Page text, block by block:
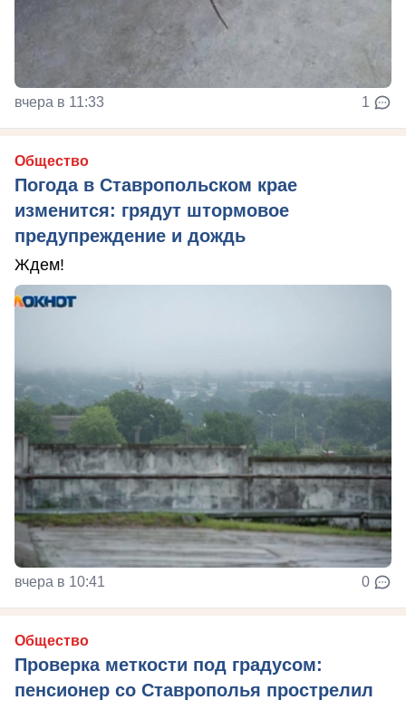
вчера в 11:33 1
Общество
Погода в Ставропольском крае
изменится: грядут штормовое
предупреждение и дождь
Ждем!
вчера в 10:41 0
Общество
Проверка меткости под градусом:
пенсионер со Ставрополья прострелил